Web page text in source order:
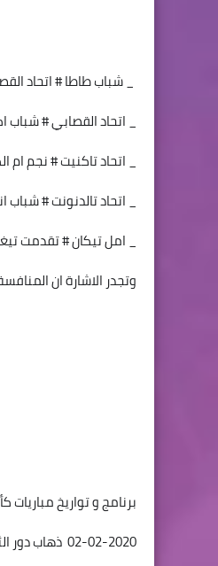
_ شباب طاطا # اتحاد
_ اتحاد القصابي #
_ اتحاد تاكنيت # نجم ام
_ اتحاد تالدنونت # شباب
_ امل تيكان # تقدمت
وتجدر الاشارة ان المنافسة
برنامج و تواريخ
02-02-2020 ذهاب دور الثمن